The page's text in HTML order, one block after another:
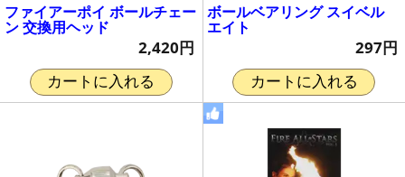
ファイアーポイ ボールチェー
ン 交換用ヘッド
2,420円
カートに入れる
ボールベアリング スイベル
エイト
297円
カートに入れる